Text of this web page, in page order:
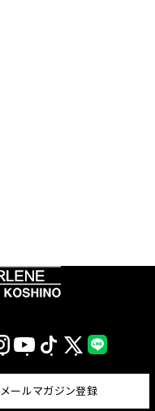
InstagramYouTubeTikTok X
(Twitter)
メールマガジン登録